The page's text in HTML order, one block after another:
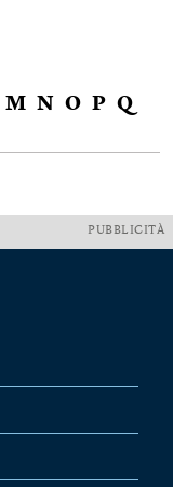
M N O P Q
PUBBLICITÀ